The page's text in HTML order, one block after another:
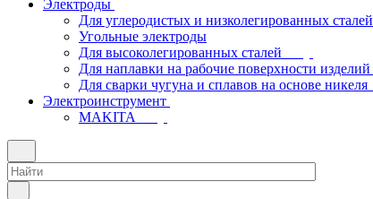
Электроды
Для углеродистых и низколегированных сталей
Угольные электроды
Для высоколегированных сталей
Для наплавки на рабочие поверхности изделий
Для сварки чугуна и сплавов на основе никеля
Электроинструмент
МAKITA